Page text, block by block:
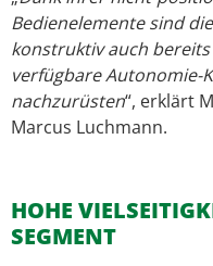
Bedienelemente sind
konstruktiv auch
verfügbare Autonomie-
nachzurüsten“, erklärt
Marcus Luchmann.
HOHE
SEGMENT